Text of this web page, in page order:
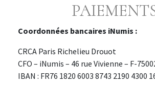
Coordonnées bancaires iNumis :
CRCA Paris Richelieu Drouot
CFO – iNumis – 46 rue Vivienne – F-
IBAN : FR76 1820 6003 8743 2190 4300